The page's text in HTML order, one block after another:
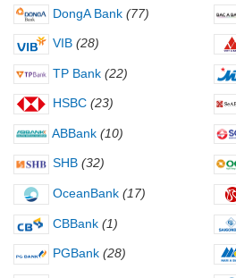
DongA Bank (77)
VIB (28)
TP Bank (22)
HSBC (23)
ABBank (10)
SHB (32)
OceanBank (17)
CBBank (1)
PGBank (28)